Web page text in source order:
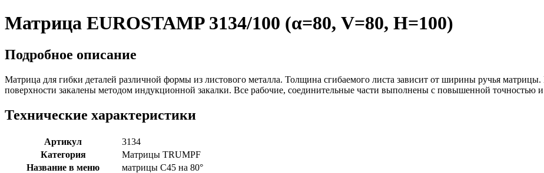
Матрица EUROSTAMP 3134/100 (α=80, V=80, H=100)
Подробное описание
Матрица для гибки деталей различной формы из листового металла. Толщина сгибаемого листа зависит от ширины ручья
поверхности закалены методом индукционной закалки. Все рабочие, соединительные части выполнены с повышенной
Технические характеристики
Артикул
3134
Категория
Матрицы TRUMPF
Название в меню
матрицы C45 на 80°